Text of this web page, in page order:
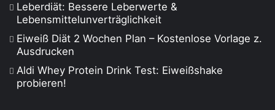
Leberdiät: Bessere Leberwerte &
Lebensmittelunverträglichkeit
Eiweiß Diät 2 Wochen Plan – Kostenlose Vorlage z.
Ausdrucken
Aldi Whey Protein Drink Test: Eiweißshake
probieren!